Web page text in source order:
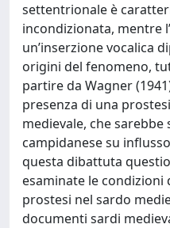
settentrionale è
incondizionata, mentre
un’inserzione vocalica
origini del fenomeno,
partire da Wagner
presenza di una
medievale, che
campidanese su
questa dibattuta
esaminate le condizioni
prostesi nel sardo
documenti sardi